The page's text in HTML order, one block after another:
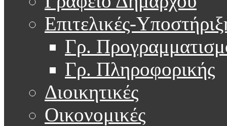
Επιτελικές-
Γρ.
Γρ. Πληροφορικής
Διοικητικές
Οικονομικές